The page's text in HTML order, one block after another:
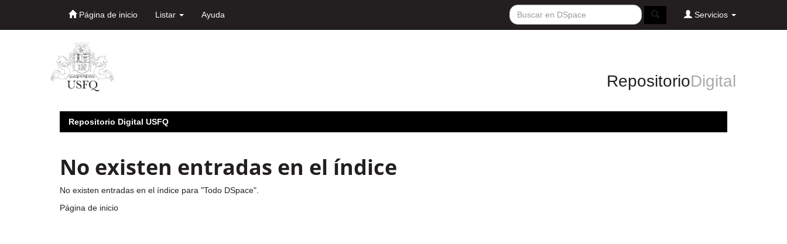
Página de inicio Listar Ayuda Servicios
RepositorioDigital
Repositorio Digital USFQ
No existen entradas en el índice
No existen entradas en el índice para "Todo DSpace".
Página de inicio